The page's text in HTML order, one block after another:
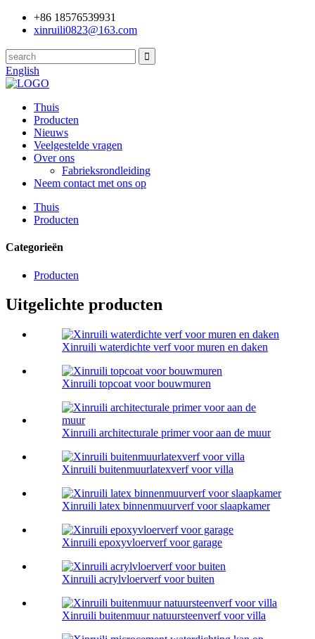
+86 18576539931
xinruili0823@163.com
English
Thuis
Producten
Nieuws
Veelgestelde vragen
Over ons
Fabrieksrondleiding
Neem contact met ons op
Thuis
Producten
Categorieën
Producten
Uitgelichte producten
Xinruili waterdichte verf voor muren en daken
Xinruili topcoat voor bouwmuren
Xinruili architecturale primer voor aan de muur
Xinruili buitenmuurlatexverf voor villa
Xinruili latex binnenmuurverf voor slaapkamer
Xinruili epoxyvloerverf voor garage
Xinruili acrylvloerverf voor buiten
Xinruili buitenmuur natuursteenverf voor villa